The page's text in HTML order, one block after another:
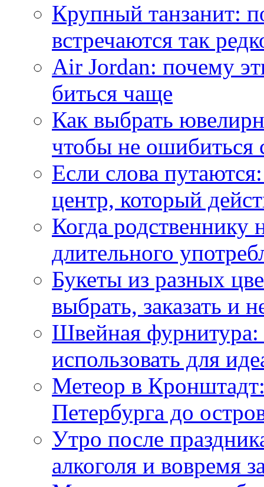
Крупный танзанит:
встречаются так
Air Jordan: почему
биться чаще
Как выбрать
чтобы не ошибиться
Если слова
центр, который
Когда
длительного
Букеты из разных
выбрать, заказать и
Швейная фурнитура:
использовать для
Метеор в
Петербурга до
Утро после
алкоголя и вовремя